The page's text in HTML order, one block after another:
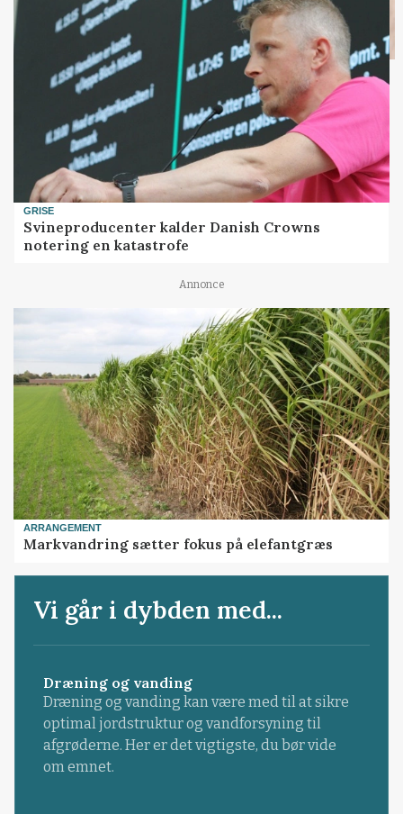
GRISE
Svineproducenter kalder Danish Crowns
notering en katastrofe
Annonce
ARRANGEMENT
Markvandring sætter fokus på elefantgræs
Vi går i dybden med...
Dræning og vanding
Dræning og vanding kan være med til at sikre
optimal jordstruktur og vandforsyning til
afgrøderne. Her er det vigtigste, du bør vide
om emnet.